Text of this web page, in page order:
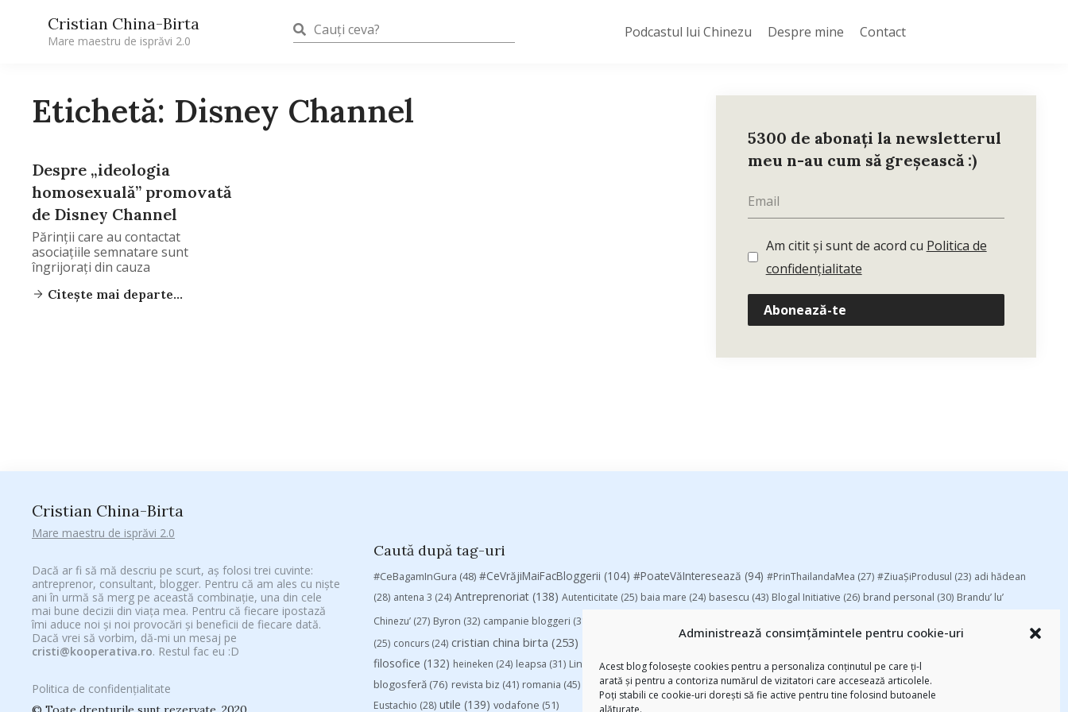
Administrează consimțămintele pentru cookie-uri
Acest blog folosește cookies pentru a personaliza conținutul pe care ți-l
arată și pentru a contoriza numărul de vizitatori care accesează articolele.
Poți stabili ce cookie-uri dorești să fie active pentru tine folosind butoanele
alăturate.
Cristian China-Birta
Mare maestru de isprăvi 2.0
Podcastul lui Chinezu Despre mine Contact
Etichetă: Disney Channel
Despre „ideologia
homosexuală” promovată
de Disney Channel
Părinții care au contactat
asociațiile semnatare sunt
îngrijorați din cauza
Citește mai departe...
5300 de abonați la newsletterul
meu n-au cum să greșească :)
Am citit și sunt de acord cu Politica de
confidențialitate
Abonează-te
Cristian China-Birta
Mare maestru de isprăvi 2.0
Dacă ar fi să mă descriu pe scurt, aș folosi trei cuvinte:
antreprenor, consultant, blogger. Pentru că am ales cu niște
ani în urmă să merg pe această combinație, una din cele
mai bune decizii din viața mea. Pentru că fiecare ipostază
îmi aduce noi și noi provocări și beneficii de fiecare dată.
Dacă vrei să vorbim, dă-mi un mesaj pe
cristi@kooperativa.ro. Restul fac eu :D
Politica de confidențialitate
Caută după tag-uri
#CeBagamInGura (48) #CeVrăjiMaiFacBloggerii (104) #PoateVăInteresează (94) #PrinThailandaMea (27) #ZiuaȘiProdusul (23) adi hădean
(28) antena 3 (24) Antreprenoriat (138) Autenticitate (25) baia mare (24) basescu (43) Blogal Initiative (26) brand personal (30) Brandu’ lu’
Chinezu’ (27) Byron (32) campanie bloggeri (31)
(25) concurs (24) cristian china birta (253) Despre cartile pe care le-am citit(258) digital(154) federatia romana de rugby
filosofice (132) heineken (24) leapsa (31) Linkurile zilei(39) manafu(33) mara(27) marius matache(24) Parenting(55) Recomandările zilei din
blogosferă (76) revista biz (41) romania (45) rugby(29) Samsung(48) sportlocal.ro (39) Studii(112) TIFF(30) top 10(36)
Eustachio (28) utile (139) vodafone (51)